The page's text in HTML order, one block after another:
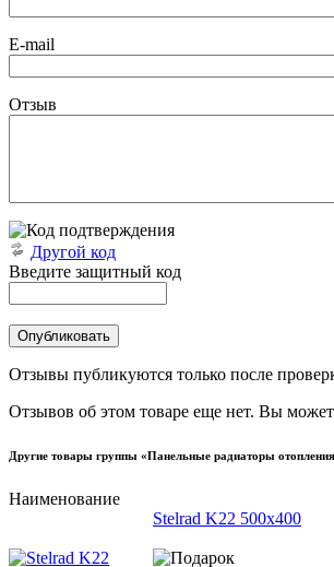
E-mail
Отзыв
Другой код
Введите защитный код
Отзывы публикуются только после
Отзывов об этом товаре еще нет. Вы
Другие товары группы «Панельные радиаторы
Наименование
Stelrad K22 500х400